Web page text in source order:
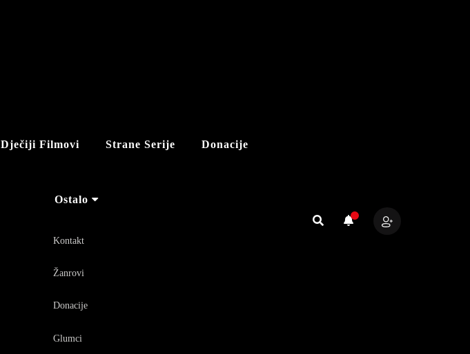
Dječiji Filmovi Strane Serije Donacije
Ostalo
Kontakt
Žanrovi
Donacije
Glumci